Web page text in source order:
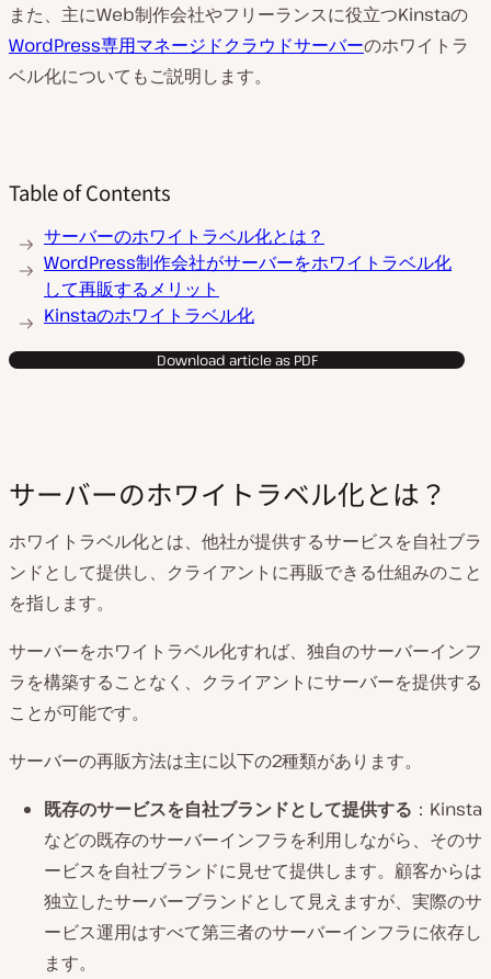
また、主にWeb制作会社やフリーランスに役立つKinstaの
WordPress専用マネージドクラウドサーバーのホワイトラ
ベル化についてもご説明します。
Table of Contents
サーバーのホワイトラベル化とは？
WordPress制作会社がサーバーをホワイトラベル化
して再販するメリット
Kinstaのホワイトラベル化
Download article as PDF
サーバーのホワイトラベル化とは？
ホワイトラベル化とは、他社が提供するサービスを自社ブラ
ンドとして提供し、クライアントに再販できる仕組みのこと
を指します。
サーバーをホワイトラベル化すれば、独自のサーバーインフ
ラを構築することなく、クライアントにサーバーを提供する
ことが可能です。
サーバーの再販方法は主に以下の2種類があります。
既存のサービスを自社ブランドとして提供する ：Kinsta
などの既存のサーバーインフラを利用しながら、そのサ
ービスを自社ブランドに見せて提供します。顧客からは
独立したサーバーブランドとして見えますが、実際のサ
ービス運用はすべて第三者のサーバーインフラに依存し
ます。